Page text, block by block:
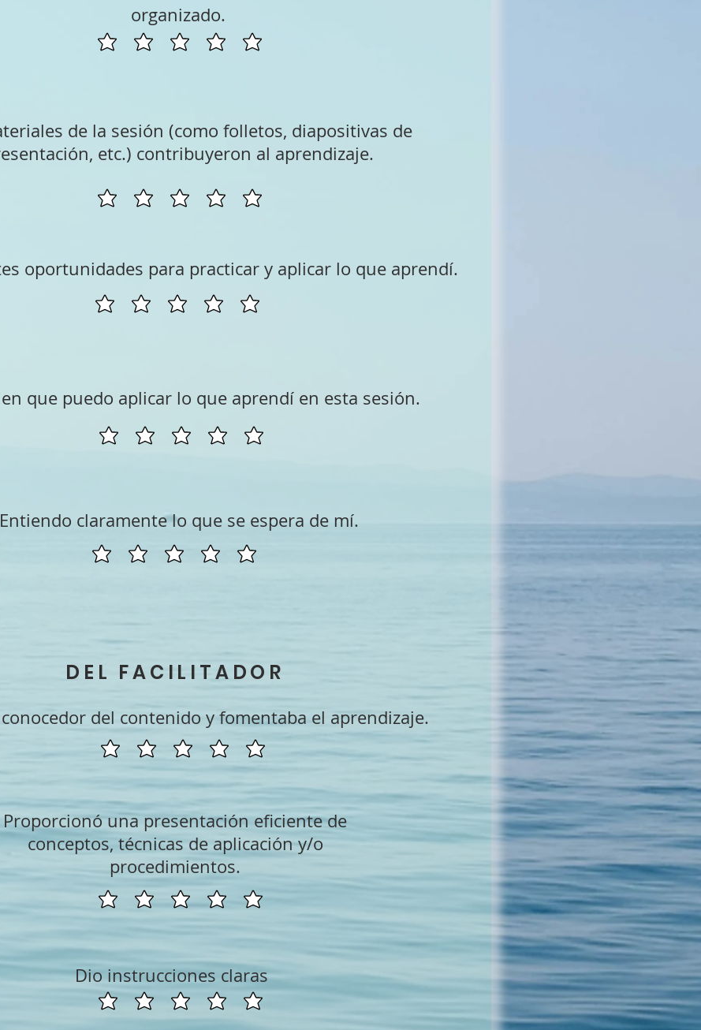
organizado.
de la sesión (como folletos, diapositivas de
etc.) contribuyeron al aprendizaje.
oportunidades para practicar y aplicar lo que aprendí.
que puedo aplicar lo que aprendí en esta sesión.
Entiendo claramente lo que se espera de mí.
DEL FACILITADOR
conocedor del contenido y fomentaba el aprendizaje.
Proporcionó una presentación eficiente de
conceptos, técnicas de aplicación y/o
procedimientos.
Dio instrucciones claras